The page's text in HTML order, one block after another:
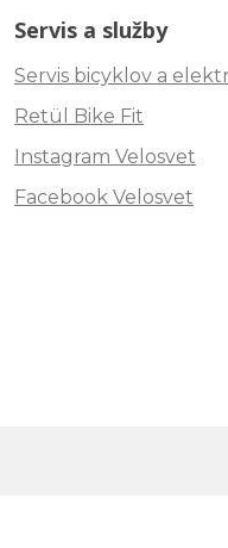
Servis a služby
Servis bicyklov a
Retül Bike Fit
Instagram Velosvet
Facebook Velosvet